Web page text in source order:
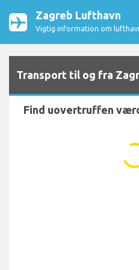
Zagreb Lufthavn
Vigtig information om
Transport til og fra
Find uovertruffen